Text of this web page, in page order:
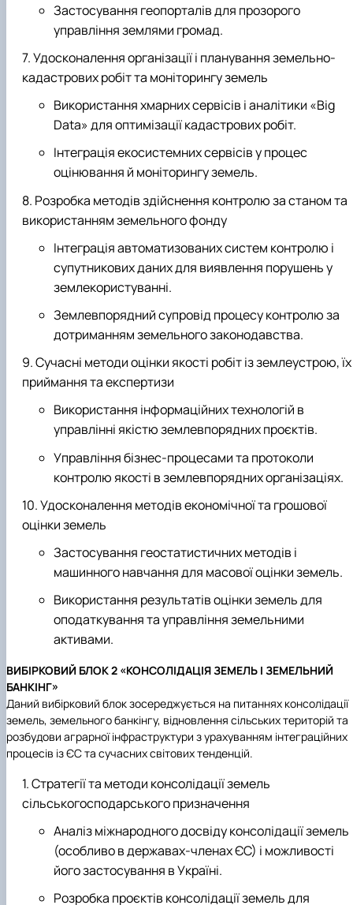
Застосування геопорталів для прозорого
управління землями громад.
Удосконалення організації і планування земельно-
кадастрових робіт та моніторингу земель
Використання хмарних сервісів і аналітики «Big
Data» для оптимізації кадастрових робіт.
Інтеграція екосистемних сервісів у процес
оцінювання й моніторингу земель.
Розробка методів здійснення контролю за станом та
використанням земельного фонду
Інтеграція автоматизованих систем контролю і
супутникових даних для виявлення порушень у
землекористуванні.
Землевпорядний супровід процесу контролю за
дотриманням земельного законодавства.
Сучасні методи оцінки якості робіт із землеустрою, їх
приймання та експертизи
Використання інформаційних технологій в
управлінні якістю землевпорядних проєктів.
Управління бізнес-процесами та протоколи
контролю якості в землевпорядних організаціях.
Удосконалення методів економічної та грошової
оцінки земель
Застосування геостатистичних методів і
машинного навчання для масової оцінки земель.
Використання результатів оцінки земель для
оподаткування та управління земельними
активами.
ВИБІРКОВИЙ БЛОК 2 «КОНСОЛІДАЦІЯ ЗЕМЕЛЬ І ЗЕМЕЛЬНИЙ
БАНКІНГ»
Даний вибірковий блок зосереджується на питаннях консолідації
земель, земельного банкінгу, відновлення сільських територій та
розбудови аграрної інфраструктури з урахуванням інтеграційних
процесів із ЄС та сучасних світових тенденцій.
Стратегії та методи консолідації земель
сільськогосподарського призначення
Аналіз міжнародного досвіду консолідації земель
(особливо в державах-членах ЄС) і можливості
його застосування в Україні.
Розробка проєктів консолідації земель для